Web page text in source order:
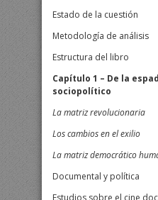
Estado de la cuestión
Metodología de análisis
Estructura del libro
Capítulo 1 – De la
sociopolítico
La matriz revolucionaria
Los cambios en el exilio
La matriz democrático
Documental y política
Estudios sobre el cine